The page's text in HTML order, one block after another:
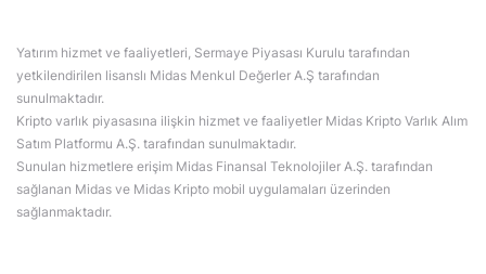
Yatırım hizmet ve faaliyetleri, Sermaye Piyasası Kurulu tarafından
yetkilendirilen lisanslı Midas Menkul Değerler A.Ş tarafından
sunulmaktadır.
Kripto varlık piyasasına ilişkin hizmet ve faaliyetler Midas Kripto Varlık Alım
Satım Platformu A.Ş. tarafından sunulmaktadır.
Sunulan hizmetlere erişim Midas Finansal Teknolojiler A.Ş. tarafından
sağlanan Midas ve Midas Kripto mobil uygulamaları üzerinden
sağlanmaktadır.